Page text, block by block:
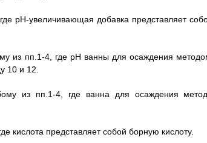
рН-увеличивающая добавка представляет
из пп.1-4, где рН ванны для осаждения
10 и 12.
из пп.1-4, где ванна для осаждения
кислота представляет собой борную кислоту.